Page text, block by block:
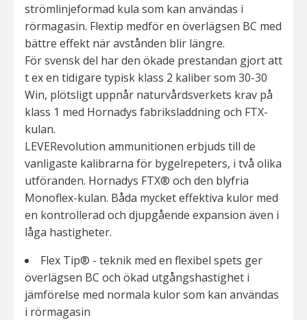
strömlinjeformad kula som kan användas i
rörmagasin. Flextip medför en överlägsen BC med
bättre effekt när avstånden blir längre.
För svensk del har den ökade prestandan gjort att
t ex en tidigare typisk klass 2 kaliber som 30-30
Win, plötsligt uppnår naturvårdsverkets krav på
klass 1 med Hornadys fabriksladdning och FTX-
kulan.
LEVERevolution ammunitionen erbjuds till de
vanligaste kalibrarna för bygelrepeters, i två olika
utföranden. Hornadys FTX® och den blyfria
Monoflex-kulan. Båda mycket effektiva kulor med
en kontrollerad och djupgående expansion även i
låga hastigheter.
Flex Tip® - teknik med en flexibel spets ger
överlägsen BC och ökad utgångshastighet i
jämförelse med normala kulor som kan användas
i rörmagasin